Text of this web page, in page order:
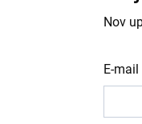
Nov
E-mail